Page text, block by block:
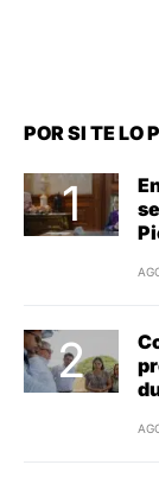
POR SI TE LO